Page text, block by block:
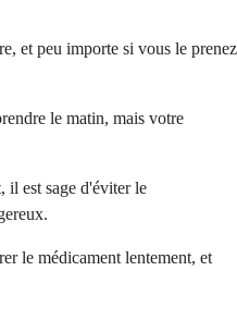
et peu importe si vous le prenez
le matin, mais votre
il est sage d'éviter le
le médicament lentement, et